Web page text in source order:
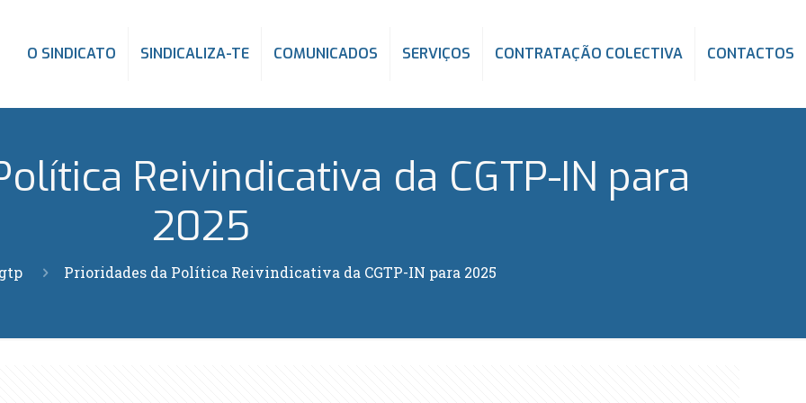
O SINDICATO SINDICALIZA-TE COMUNICADOS SERVIÇOS CONTRATAÇÃO COLECTIVA CONTACTOS
Reivindicativa da CGTP-IN para
2025
Prioridades da Política Reivindicativa da CGTP-IN para 2025